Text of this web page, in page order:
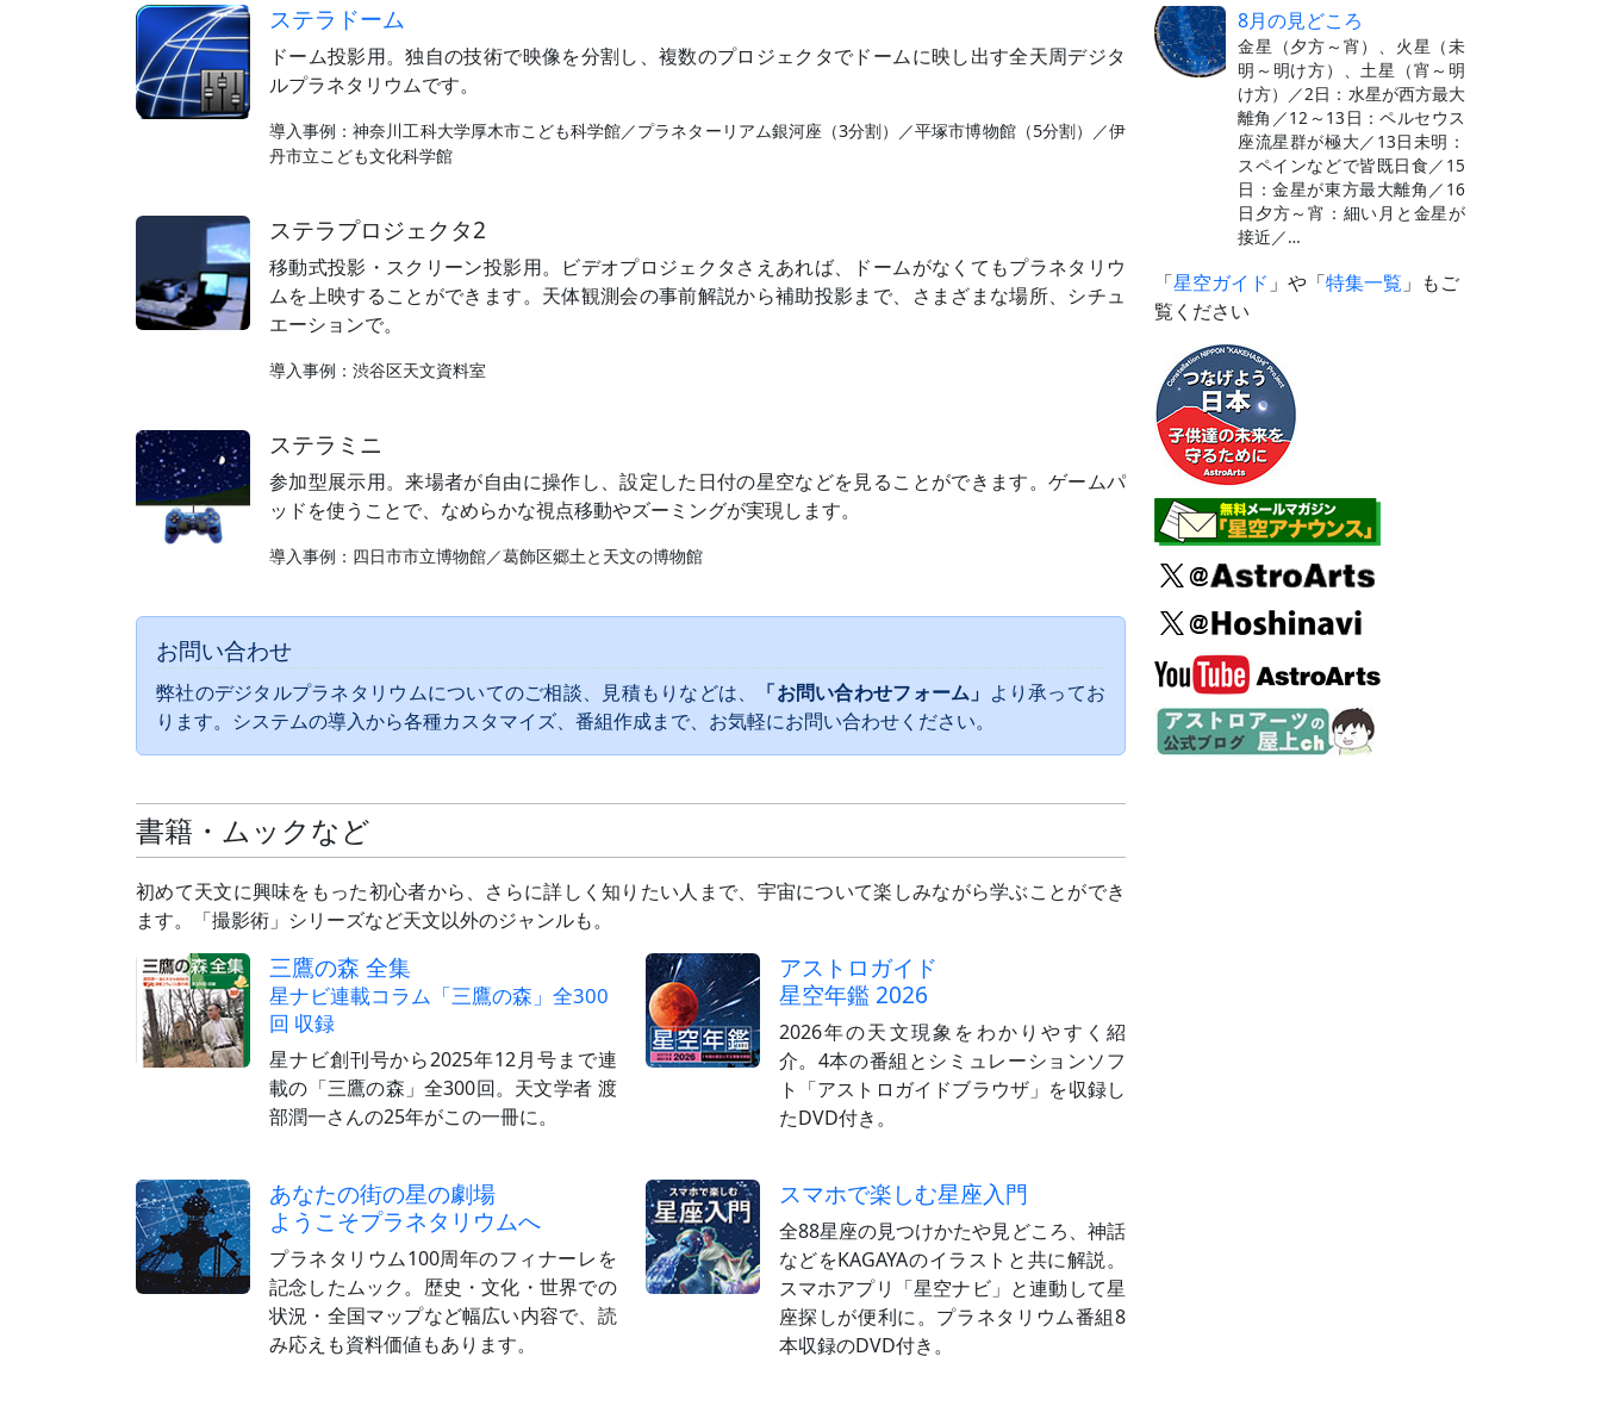
ステラドーム
ドーム投影用。独自の技術で映像を分割し、複数のプロジェクタでドームに映し出す全天周デジタ
ルプラネタリウムです。
導入事例：神奈川工科大学厚木市こども科学館／プラネターリアム銀河座（3分割）／平塚市博物館（5分割）／伊
丹市立こども文化科学館
ステラプロジェクタ2
移動式投影・スクリーン投影用。ビデオプロジェクタさえあれば、ドームがなくてもプラネタリウ
ムを上映することができます。天体観測会の事前解説から補助投影まで、さまざまな場所、シチュ
エーションで。
導入事例：渋谷区天文資料室
ステラミニ
参加型展示用。来場者が自由に操作し、設定した日付の星空などを見ることができます。ゲームパ
ッドを使うことで、なめらかな視点移動やズーミングが実現します。
導入事例：四日市市立博物館／葛飾区郷土と天文の博物館
お問い合わせ
弊社のデジタルプラネタリウムについてのご相談、見積もりなどは、 「お問い合わせフォーム」 より承ってお
ります。システムの導入から各種カスタマイズ、番組作成まで、お気軽にお問い合わせください。
書籍・ムックなど
初めて天文に興味をもった初心者から、さらに詳しく知りたい人まで、宇宙について楽しみながら学ぶことができ
ます。「撮影術」シリーズなど天文以外のジャンルも。
三鷹の森 全集
星ナビ連載コラム「三鷹の森」全300
回 収録
星ナビ創刊号から2025年12月号まで連
載の「三鷹の森」全300回。天文学者 渡
部潤一さんの25年がこの一冊に。
アストロガイド
星空年鑑 2026
2026年の天文現象をわかりやすく紹
介。4本の番組とシミュレーションソフ
ト「アストロガイドブラウザ」を収録し
たDVD付き。
あなたの街の星の劇場
ようこそプラネタリウムへ
プラネタリウム100周年のフィナーレを
記念したムック。歴史・文化・世界での
状況・全国マップなど幅広い内容で、読
み応えも資料価値もあります。
スマホで楽しむ星座入門
全88星座の見つけかたや見どころ、神話
などをKAGAYAのイラストと共に解説。
スマホアプリ「星空ナビ」と連動して星
座探しが便利に。プラネタリウム番組8
本収録のDVD付き。
8月の見どころ
金星（夕方～宵）、火星（未
明～明け方）、土星（宵～明
け方）／2日：水星が西方最大
離角／12～13日：ペルセウス
座流星群が極大／13日未明：
スペインなどで皆既日食／15
日：金星が東方最大離角／16
日夕方～宵：細い月と金星が
接近／…
「星空ガイド 」や「特集一覧 」もご
覧ください